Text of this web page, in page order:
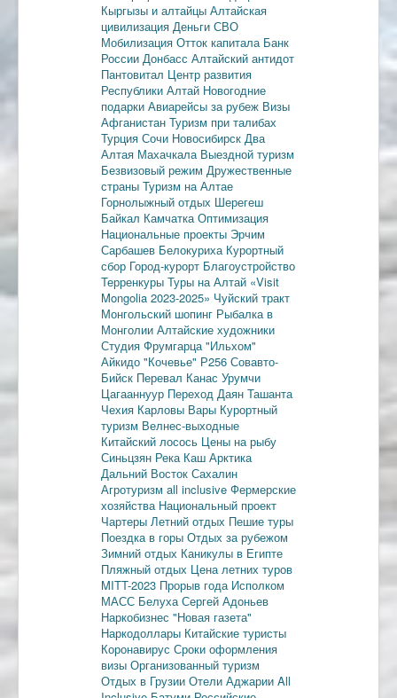
Кыргызы и алтайцы Алтайская
цивилизация Деньги СВО
Мобилизация Отток капитала Банк
России Донбасс Алтайский антидот
Пантовитал Центр развития
Республики Алтай Новогодние
подарки Авиарейсы за рубеж Визы
Афганистан Туризм при талибах
Турция Сочи Новосибирск Два
Алтая Махачкала Выездной туризм
Безвизовый режим Дружественные
страны Туризм на Алтае
Горнолыжный отдых Шерегеш
Байкал КамчаткаОптимизация
Национальные проекты Эрчим
Сарбашев Белокуриха Курортный
сбор Город-курорт Благоустройство
Терренкуры Туры на Алтай «Visit
Mongolia 2023-2025» Чуйский тракт
Монгольский шопинг Рыбалка в
Монголии Алтайские художники
Студия Фрумгарца"Ильхом"
Айкидо "Кочевье" Р256 Совавто-
Бийск Перевал Канас Урумчи
Цагааннуур Переход Даян Ташанта
Чехия Карловы Вары Курортный
туризм Велнес-выходные
Китайский лосось Цены на рыбу
Синьцзян Река Каш Арктика
Дальний Восток Сахалин
Агротуризм all inclusive Фермерские
хозяйства Национальный проект
Чартеры Летний отдых Пешие туры
Поездка в горы Отдых за рубежом
Зимний отдых Каникулы в Египте
Пляжный отдых Цена летних туров
MITT-2023 Прорыв года Исполком
МАСС БелухаСергей Адоньев
Наркобизнес "Новая газета"
Наркодоллары Китайские туристы
Коронавирус Сроки оформления
визы Организованный туризм
Отдых в Грузии Отели Аджарии All